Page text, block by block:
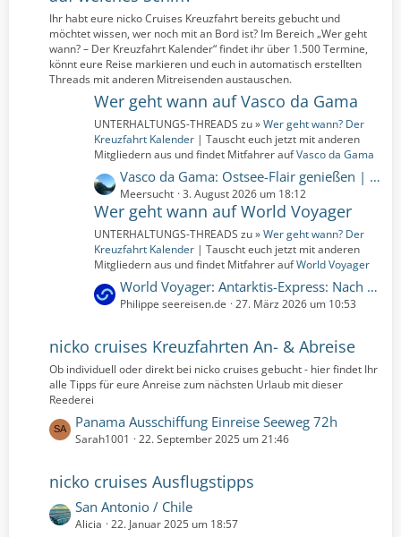
B
e
i
t
r
ä
g
e
Ihr habt eure nicko Cruises Kreuzfahrt bereits gebucht und
möchtet wissen, wer noch mit an Bord ist? Im Bereich „Wer geht
wann? – Der Kreuzfahrt Kalender“ findet ihr über 1.500 Termine,
könnt eure Reise markieren und euch in automatisch erstellten
Threads mit anderen Mitreisenden austauschen.
Wer geht wann auf Vasco da Gama
UNTERHALTUNGS-THREADS zu »Wer geht wann? Der
Kreuzfahrt Kalender | Tauscht euch jetzt mit anderen
Mitgliedern aus und findet Mitfahrer aufVasco da Gama
L
e
t
z
t
e
B
e
r
ä
g
Vasco da Gama: Ostsee-Flair genießen | 10 Nächte | 16.07.2026 bis 26.07.2026 (Donnerstag, 16. Juli 2026, 00:00 – Sonntag, 26. Juli 2026, 00:00)
Meersucht 3. August 2026 um 18:12
Wer geht wann auf World Voyager
UNTERHALTUNGS-THREADS zu »Wer geht wann? Der
Kreuzfahrt Kalender | Tauscht euch jetzt mit anderen
Mitgliedern aus und findet Mitfahrer aufWorld Voyager
L
e
t
e
B
i
t
ä
e
World Voyager: Antarktis-Express: Nach Süden fliegen, nach Norden segeln | 8 Nächte | 25.02.2028 bis 04.03.2028 (Freitag, 25. Februar 2028, 00:00 – Samstag, 4. März 2028, 00:00)
Philippe seereisen.de 27. März 2026 um 10:53
nicko cruises Kreuzfahrten An- & Abreise
Ob individuell oder direkt bei nicko cruises gebucht - hier findet Ihr
alle Tipps für eure Anreise zum nächsten Urlaub mit dieser
Reederei
L
e
t
e
B
Panama Ausschiffung Einreise Seeweg 72h
Sarah1001 22. September 2025 um 21:46
nicko cruises Ausflugstipps
L
e
San Antonio / Chile
Alicia 22. Januar 2025 um 18:57